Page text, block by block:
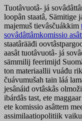
Tuotâvuotâ- já
loopân staatâ, Sämitige
majemuš tievâsčuákkim
sovâdâttâmkomissio
staatârääđi
aasât tuotâvuotâ- já
sämmilij feerimijd
ton materiaallii vuáđu
čuávumušah tain láá
jesânáid ovtâskâs
ibárdâs tast, ete
ete komissio asâttem
assimilaatiopolitiik